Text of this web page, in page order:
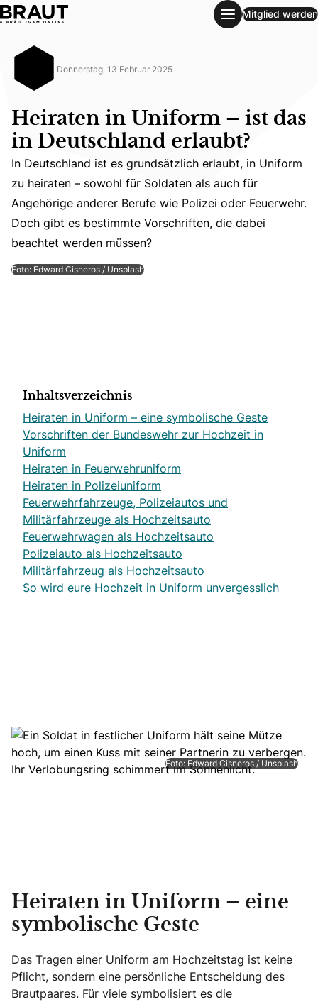
Heiraten in Uniform – ist das in Deutschland erlaubt?
Mitglied werden
Donnerstag, 13 Februar 2025
Heiraten in Uniform – ist das
in Deutschland erlaubt?
In Deutschland ist es grundsätzlich erlaubt, in Uniform
In Deutschland ist es grundsätzlich erlaubt, in Uniform
zu heiraten – sowohl für Soldaten als auch für
Angehörige anderer Berufe wie Polizei oder Feuerwehr.
Doch gibt es bestimmte Vorschriften, die dabei
beachtet werden müssen?
Foto: Edward Cisneros / Unsplash
Inhaltsverzeichnis
Heiraten in Uniform – eine symbolische Geste
Vorschriften der Bundeswehr zur Hochzeit in
Uniform
Heiraten in Feuerwehruniform
Heiraten in Polizeiuniform
Feuerwehrfahrzeuge, Polizeiautos und
Militärfahrzeuge als Hochzeitsauto
Feuerwehrwagen als Hochzeitsauto
Polizeiauto als Hochzeitsauto
Militärfahrzeug als Hochzeitsauto
So wird eure Hochzeit in Uniform unvergesslich
Foto: Edward Cisneros / Unsplash
Heiraten in Uniform – eine
symbolische Geste
Das Tragen einer Uniform am Hochzeitstag ist keine
Pflicht, sondern eine persönliche Entscheidung des
Brautpaares. Für viele symbolisiert es die